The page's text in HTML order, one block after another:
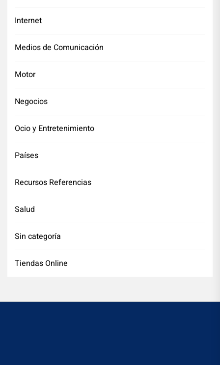
Internet
Medios de Comunicación
Motor
Negocios
Ocio y Entretenimiento
Países
Recursos Referencias
Salud
Sin categoría
Tiendas Online